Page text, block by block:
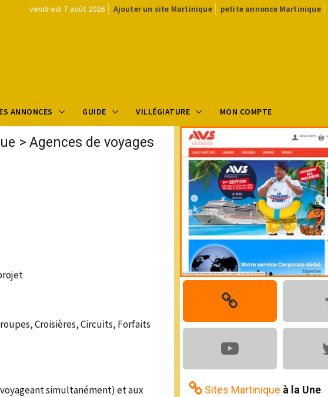
vendredi 7 août 2026 Ajouter un site Martinique petite annonce Martinique
ANNONCES GUIDE VILLÉGIATURE MON COMPTE
> Agences de voyages
Croisières, Circuits, Forfaits
simultanément) et aux
Sites Martinique à la Une